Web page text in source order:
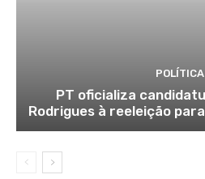
POLÍTICA
PT oficializa
Rodrigues à reeleição